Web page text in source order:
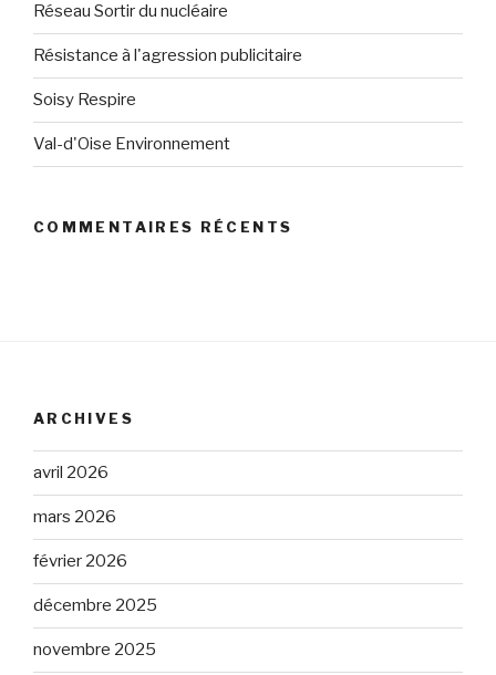
Réseau Sortir du nucléaire
Résistance à l'agression publicitaire
Soisy Respire
Val-d'Oise Environnement
COMMENTAIRES RÉCENTS
ARCHIVES
avril 2026
mars 2026
février 2026
décembre 2025
novembre 2025